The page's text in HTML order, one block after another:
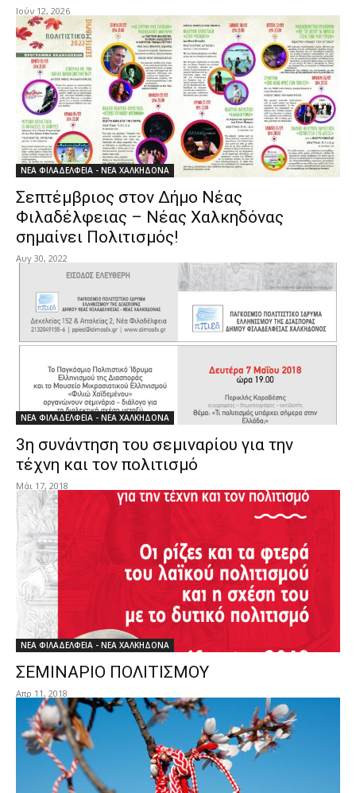
Ιούν 12, 2026
ΝΕΑ ΦΙΛΑΔΕΛΦΕΙΑ - ΝΕΑ ΧΑΛΚΗΔΟΝΑ
Σεπτέμβριος στον Δήμο Νέας
Φιλαδέλφειας – Νέας Χαλκηδόνας
σημαίνει Πολιτισμός!
Αυγ 30, 2022
ΝΕΑ ΦΙΛΑΔΕΛΦΕΙΑ - ΝΕΑ ΧΑΛΚΗΔΟΝΑ
3η συνάντηση του σεμιναρίου για την
τέχνη και τον πολιτισμό
Μάι 17, 2018
ΝΕΑ ΦΙΛΑΔΕΛΦΕΙΑ - ΝΕΑ ΧΑΛΚΗΔΟΝΑ
ΣΕΜΙΝΑΡΙΟ ΠΟΛΙΤΙΣΜΟΥ
Απρ 11, 2018